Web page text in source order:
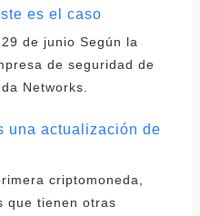
es el caso
de junio Según la
de seguridad de
Networks.
una actualización de
criptomoneda,
que tienen otras